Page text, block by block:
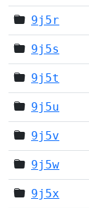
9j5r
9j5s
9j5t
9j5u
9j5v
9j5w
9j5x